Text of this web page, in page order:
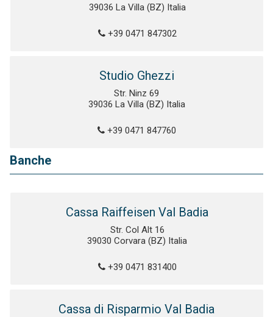
39036 La Villa (BZ) Italia
+39 0471 847302
Studio Ghezzi
Str. Ninz 69
39036 La Villa (BZ) Italia
+39 0471 847760
Banche
Cassa Raiffeisen Val Badia
Str. Col Alt 16
39030 Corvara (BZ) Italia
+39 0471 831400
Cassa di Risparmio Val Badia